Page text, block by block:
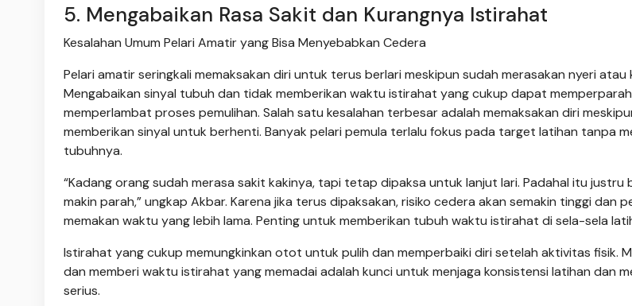
5. Mengabaikan Rasa Sakit dan Kurangnya Istirahat
Kesalahan Umum Pelari Amatir yang Bisa Menyebabkan Cedera
Pelari amatir seringkali memaksakan diri untuk terus berlari meskipun sudah merasakan nyeri atau
Mengabaikan sinyal tubuh dan tidak memberikan waktu istirahat yang cukup dapat
memperlambat proses pemulihan. Salah satu kesalahan terbesar adalah memaksakan diri
memberikan sinyal untuk berhenti. Banyak pelari pemula terlalu fokus pada target latihan tanpa
tubuhnya.
“Kadang orang sudah merasa sakit kakinya, tapi tetap dipaksa untuk lanjut lari. Padahal itu justru
makin parah,” ungkap Akbar. Karena jika terus dipaksakan, risiko cedera akan semakin tinggi dan
memakan waktu yang lebih lama. Penting untuk memberikan tubuh waktu istirahat di sela-sela
Istirahat yang cukup memungkinkan otot untuk pulih dan memperbaiki diri setelah aktivitas fisik.
dan memberi waktu istirahat yang memadai adalah kunci untuk menjaga konsistensi latihan dan
serius.